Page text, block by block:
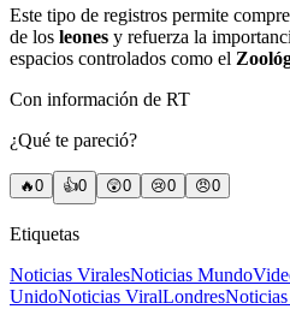
Este tipo de registros permite
de los leones y refuerza la
espacios controlados como el
Con información de RT
¿Qué te pareció?
🔥0 👍0 😲0 😢0 😠0
Etiquetas
Noticias ViralesNoticias Mundo
UnidoNoticias ViralLondres